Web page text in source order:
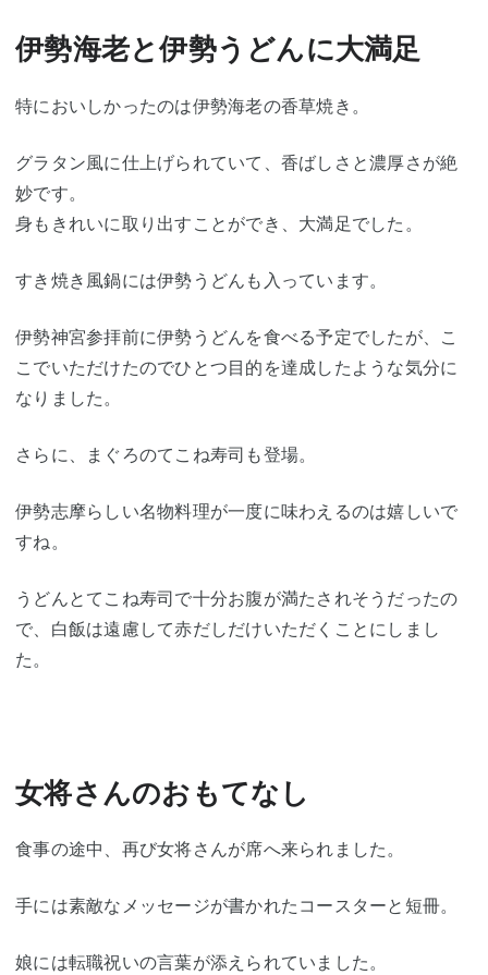
伊勢海老と伊勢うどんに大満足
特においしかったのは伊勢海老の香草焼き。
グラタン風に仕上げられていて、香ばしさと濃厚さが絶
妙です。
身もきれいに取り出すことができ、大満足でした。
すき焼き風鍋には伊勢うどんも入っています。
伊勢神宮参拝前に伊勢うどんを食べる予定でしたが、こ
こでいただけたのでひとつ目的を達成したような気分に
なりました。
さらに、まぐろのてこね寿司も登場。
伊勢志摩らしい名物料理が一度に味わえるのは嬉しいで
すね。
うどんとてこね寿司で十分お腹が満たされそうだったの
で、白飯は遠慮して赤だしだけいただくことにしまし
た。
女将さんのおもてなし
食事の途中、再び女将さんが席へ来られました。
手には素敵なメッセージが書かれたコースターと短冊。
娘には転職祝いの言葉が添えられていました。